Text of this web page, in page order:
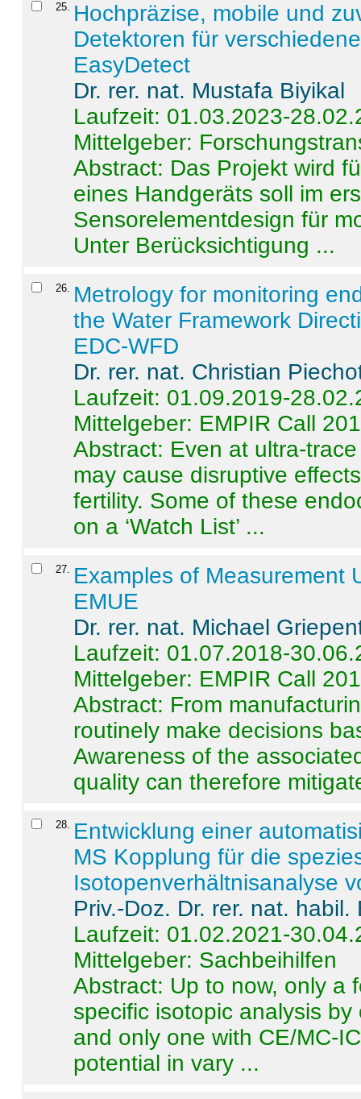
25. Hochpräzise, mobile und
Detektoren für
EasyDetect
Dr. rer. nat. Mustafa Biyikal
Laufzeit: 01.03.2023-
Mittelgeber:
Abstract: Das Projekt wird
eines Handgeräts soll im
Sensorelementdesign für
Unter Berücksichtigung ...
26. Metrology for monitoring
the Water Framework
EDC-WFD
Dr. rer. nat. Christian
Laufzeit: 01.09.2019-
Mittelgeber: EMPIR Call
Abstract: Even at ultra-
may cause disruptive
fertility. Some of these
on a ‘Watch List’ ...
27. Examples of Measurement
EMUE
Dr. rer. nat. Michael
Laufzeit: 01.07.2018-
Mittelgeber: EMPIR Call
Abstract: From
routinely make decisions
Awareness of the
quality can therefore
28. Entwicklung einer
MS Kopplung für die
Isotopenverhältnisanalyse
Priv.-Doz. Dr. rer. nat.
Laufzeit: 01.02.2021-
Mittelgeber: Sachbeihilfen
Abstract: Up to now, only a
specific isotopic analysis
and only one with CE/MC-
potential in vary ...